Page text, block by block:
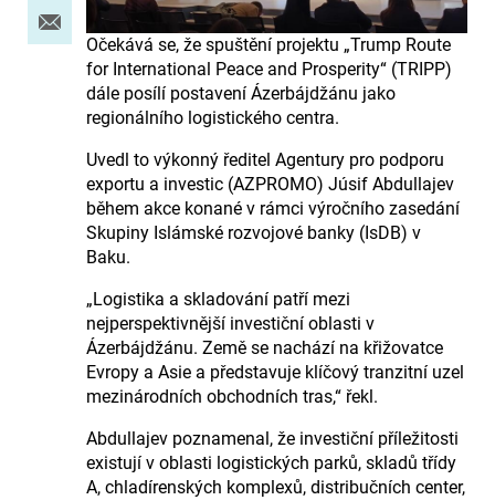
Očekává se, že spuštění projektu „Trump Route
for International Peace and Prosperity“ (TRIPP)
dále posílí postavení Ázerbájdžánu jako
regionálního logistického centra.
Uvedl to výkonný ředitel Agentury pro podporu
exportu a investic (AZPROMO) Júsif Abdullajev
během akce konané v rámci výročního zasedání
Skupiny Islámské rozvojové banky (IsDB) v
Baku.
„Logistika a skladování patří mezi
nejperspektivnější investiční oblasti v
Ázerbájdžánu. Země se nachází na křižovatce
Evropy a Asie a představuje klíčový tranzitní uzel
mezinárodních obchodních tras,“ řekl.
Abdullajev poznamenal, že investiční příležitosti
existují v oblasti logistických parků, skladů třídy
A, chladírenských komplexů, distribučních center,